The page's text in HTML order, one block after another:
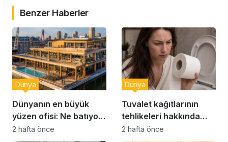
Benzer Haberler
Dünyanın en büyük
yüzen ofisi: Ne batıyor
ne yerinde kalıyor
Dünya
2 hafta önce
Tuvalet kağıtlarının
tehlikeleri hakkında
yeni uyarılar
Dünya
2 hafta önce